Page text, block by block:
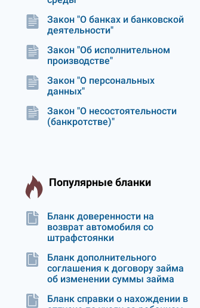
Закон "О банках и банковской
деятельности"
Закон "Об исполнительном
производстве"
Закон "О персональных
данных"
Закон "О несостоятельности
(банкротстве)"
Популярные бланки
Бланк доверенности на
возврат автомобиля со
штрафстоянки
Бланк дополнительного
соглашения к договору займа
об изменении суммы займа
Бланк справки о нахождении в